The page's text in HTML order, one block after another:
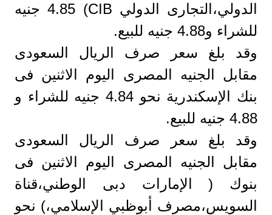
الدولي،التجارى الدولي CIB) 4.85 جنيه
للشراء و4.88 جنيه للبيع.
وقد بلغ سعر صرف الريال السعودى
مقابل الجنيه المصرى اليوم الاثنين فى
بنك الإسكندرية نحو 4.84 جنيه للشراء و
4.88 جنيه للبيع.
وقد بلغ سعر صرف الريال السعودى
مقابل الجنيه المصرى اليوم الاثنين فى
بنوك ( الإمارات دبى الوطني،قناة
السويس،مصرف أبوظبي الإسلامي،) نحو